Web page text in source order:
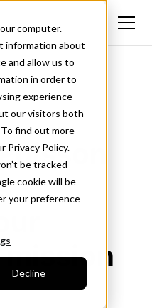
computer.
information about
and allow us to
in order to
experience
our visitors both
find out more
Privacy Policy.
be tracked
cookie will be
your preference
Decline
mission